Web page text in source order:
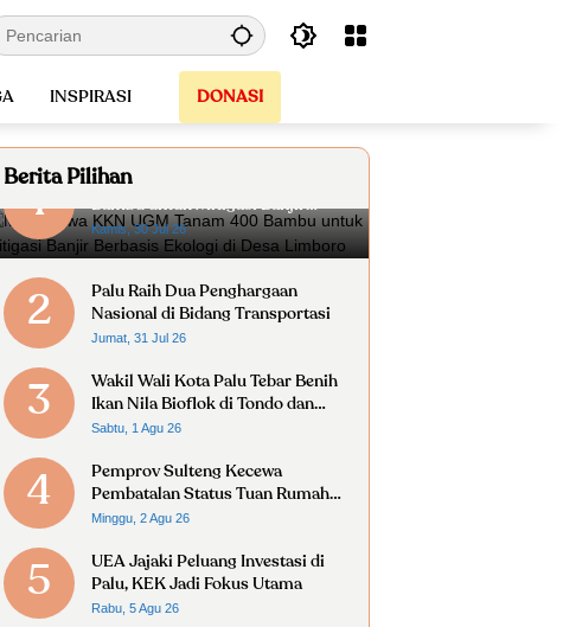
INSPIRASI DONASI
Berita Pilihan
1
Mahasiswa KKN UGM Tanam 400
Bambu untuk Mitigasi Banjir
Berbasis Ekologi di Desa Limboro
Kamis, 30 Jul 26
2
Palu Raih Dua Penghargaan
Nasional di Bidang Transportasi
Jumat, 31 Jul 26
3
Wakil Wali Kota Palu Tebar Benih
Ikan Nila Bioflok di Tondo dan
Kabonena
Sabtu, 1 Agu 26
4
Pemprov Sulteng Kecewa
Pembatalan Status Tuan Rumah
FORNAS 2027
Minggu, 2 Agu 26
5
UEA Jajaki Peluang Investasi di
Palu, KEK Jadi Fokus Utama
Rabu, 5 Agu 26